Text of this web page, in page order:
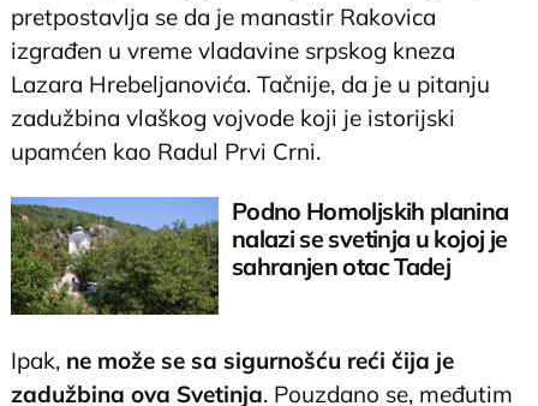
pretpostavlja se da je manastir Rakovica
izgrađen u vreme vladavine srpskog kneza
Lazara Hrebeljanovića. Tačnije, da je u pitanju
zadužbina vlaškog vojvode koji je istorijski
upamćen kao Radul Prvi Crni.
Podno Homoljskih planina
nalazi se svetinja u kojoj je
sahranjen otac Tadej
Ipak, ne može se sa sigurnošću reći čija je
zadužbina ova Svetinja. Pouzdano se, međutim